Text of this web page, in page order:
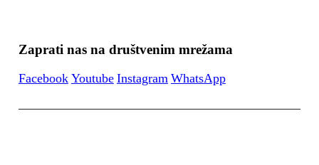
Zaprati nas na društvenim mrežama
Facebook Youtube Instagram WhatsApp